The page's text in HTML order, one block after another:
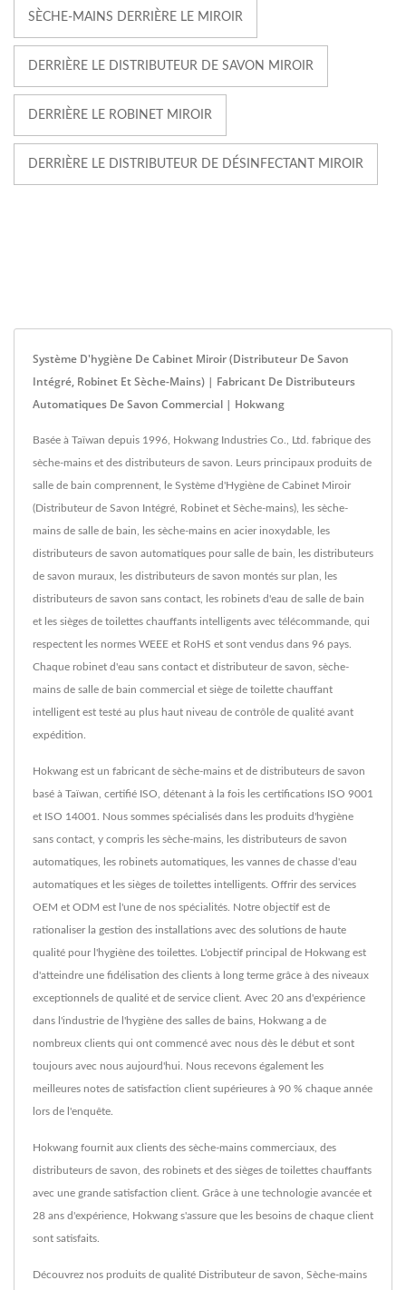
SÈCHE-MAINS DERRIÈRE LE MIROIR
DERRIÈRE LE DISTRIBUTEUR DE SAVON MIROIR
DERRIÈRE LE ROBINET MIROIR
DERRIÈRE LE DISTRIBUTEUR DE DÉSINFECTANT MIROIR
Système D'hygiène De Cabinet Miroir (distributeur De Savon
Intégré, Robinet Et Sèche-Mains) | Fabricant De Distributeurs
Automatiques De Savon Commercial | Hokwang
Basée à Taïwan depuis 1996, Hokwang Industries Co., Ltd. fabrique des
sèche-mains et des distributeurs de savon. Leurs principaux produits de
salle de bain comprennent, le Système d'Hygiène de Cabinet Miroir
(Distributeur de Savon Intégré, Robinet et Sèche-mains), les sèche-
mains de salle de bain, les sèche-mains en acier inoxydable, les
distributeurs de savon automatiques pour salle de bain, les distributeurs
de savon muraux, les distributeurs de savon montés sur plan, les
distributeurs de savon sans contact, les robinets d'eau de salle de bain
et les sièges de toilettes chauffants intelligents avec télécommande, qui
respectent les normes WEEE et RoHS et sont vendus dans 96 pays.
Chaque robinet d'eau sans contact et distributeur de savon, sèche-
mains de salle de bain commercial et siège de toilette chauffant
intelligent est testé au plus haut niveau de contrôle de qualité avant
expédition.
Hokwang est un fabricant de sèche-mains et de distributeurs de savon
basé à Taïwan, certifié ISO, détenant à la fois les certifications ISO 9001
et ISO 14001. Nous sommes spécialisés dans les produits d'hygiène
sans contact, y compris les sèche-mains, les distributeurs de savon
automatiques, les robinets automatiques, les vannes de chasse d'eau
automatiques et les sièges de toilettes intelligents. Offrir des services
OEM et ODM est l'une de nos spécialités. Notre objectif est de
rationaliser la gestion des installations avec des solutions de haute
qualité pour l'hygiène des toilettes. L'objectif principal de Hokwang est
d'atteindre une fidélisation des clients à long terme grâce à des niveaux
exceptionnels de qualité et de service client. Avec 20 ans d'expérience
dans l'industrie de l'hygiène des salles de bains, Hokwang a de
nombreux clients qui ont commencé avec nous dès le début et sont
toujours avec nous aujourd'hui. Nous recevons également les
meilleures notes de satisfaction client supérieures à 90 % chaque année
lors de l'enquête.
Hokwang fournit aux clients des sèche-mains commerciaux, des
distributeurs de savon, des robinets et des sièges de toilettes chauffants
avec une grande satisfaction client. Grâce à une technologie avancée et
28 ans d'expérience, Hokwang s'assure que les besoins de chaque client
sont satisfaits.
Découvrez nos produits de qualité Distributeur de savon Sèche-mains